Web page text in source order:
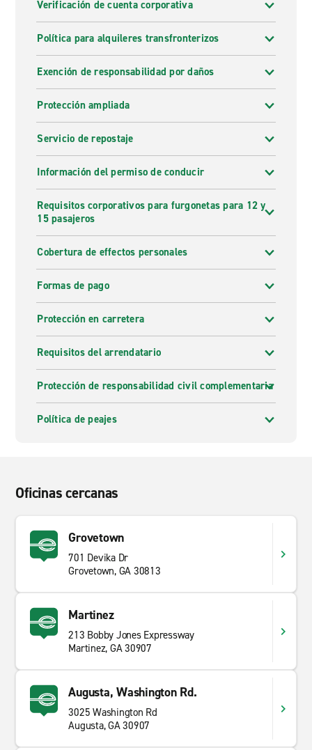
Verificación de cuenta corporativa
Política para alquileres transfronterizos
Exención de responsabilidad por daños
Protección ampliada
Servicio de repostaje
Información del permiso de conducir
Requisitos corporativos para furgonetas para 12 y
15 pasajeros
Cobertura de effectos personales
Formas de pago
Protección en carretera
Requisitos del arrendatario
Protección de responsabilidad civil complementaria
Política de peajes
Oficinas cercanas
Grovetown
701 Devika Dr
Grovetown, GA 30813
Martinez
213 Bobby Jones Expressway
Martinez, GA 30907
Augusta, Washington Rd.
3025 Washington Rd
Augusta, GA 30907